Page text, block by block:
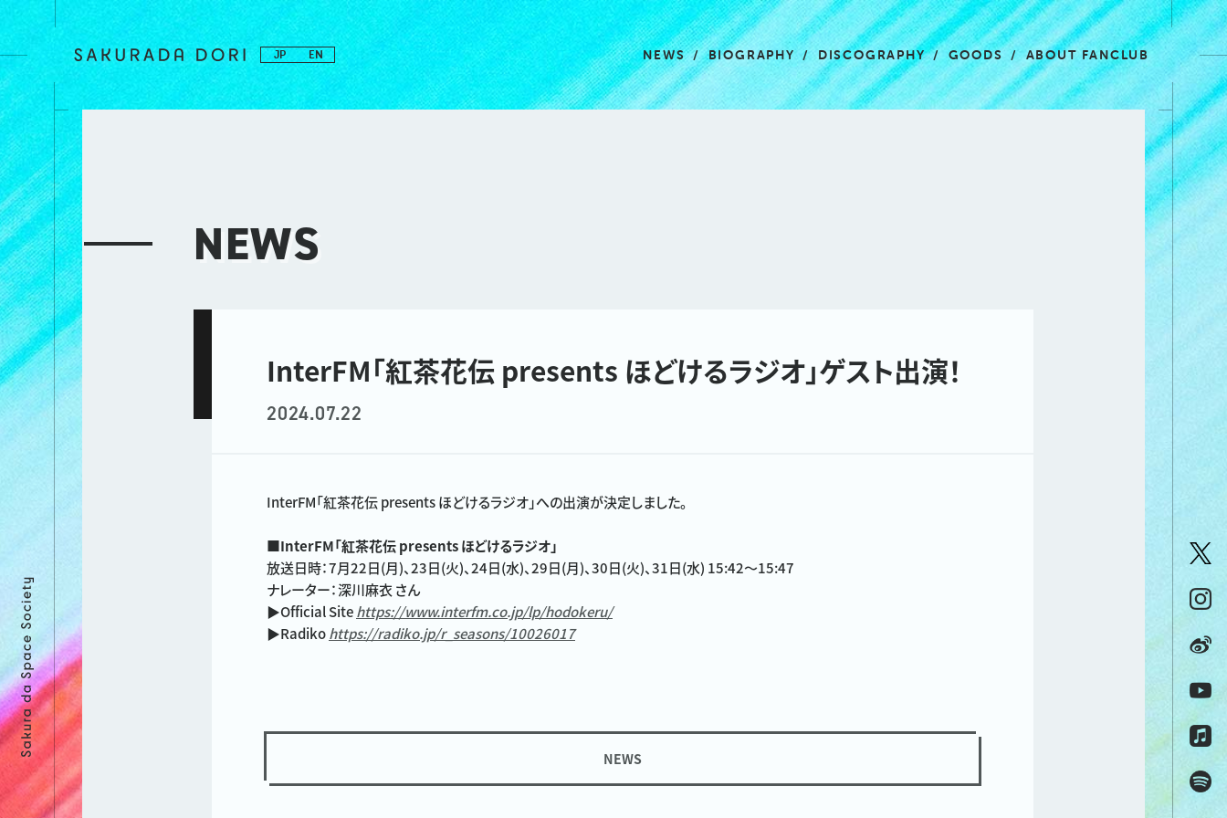
JP EN NEWS BIOGRAPHY DISCOGRAPHY GOODS ABOUT FANCLUB
NEWS
InterFM「紅茶花伝 presents ほどけるラジオ」ゲスト出演！
2024.07.22
InterFM「紅茶花伝 presents ほどけるラジオ」への出演が決定しました。
■InterFM「紅茶花伝 presents ほどけるラジオ」
放送日時：7月22日(月)、23日(火)、24日(水)、29日(月)、30日(火)、31日(水) 15:42〜15:47
ナレーター：深川麻衣 さん
▶︎Official Sitehttps://www.interfm.co.jp/lp/hodokeru/
▶︎Radikohttps://radiko.jp/r_seasons/10026017
NEWS